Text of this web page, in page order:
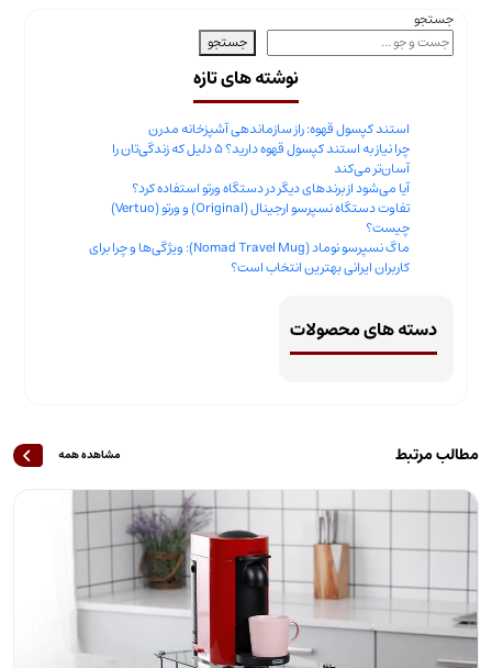
جستجو
جستجو
نوشته های تازه
استند کپسول قهوه: راز سازماندهی آشپزخانه مدرن
چرا نیاز به استند کپسول قهوه دارید؟ ۵ دلیل که زندگی‌تان را
آسان‌تر می‌کند
آیا می‌شود از برندهای دیگر در دستگاه ورتو استفاده کرد؟
تفاوت دستگاه نسپرسو ارجینال (Original) و ورتو (Vertuo)
چیست؟
ماگ نسپرسو نوماد (Nomad Travel Mug): ویژگی‌ها و چرا برای
کاربران ایرانی بهترین انتخاب است؟
دسته های محصولات
مطالب مرتبط مشاهده همه